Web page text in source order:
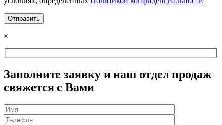
×
Заполните заявку и наш отдел продаж
свяжется с Вами